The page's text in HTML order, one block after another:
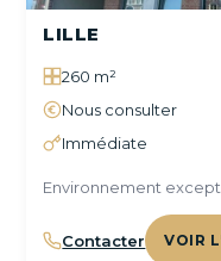
LILLE
260 m²
Nous consulter
Immédiate
Environnement
Contacter VOIR